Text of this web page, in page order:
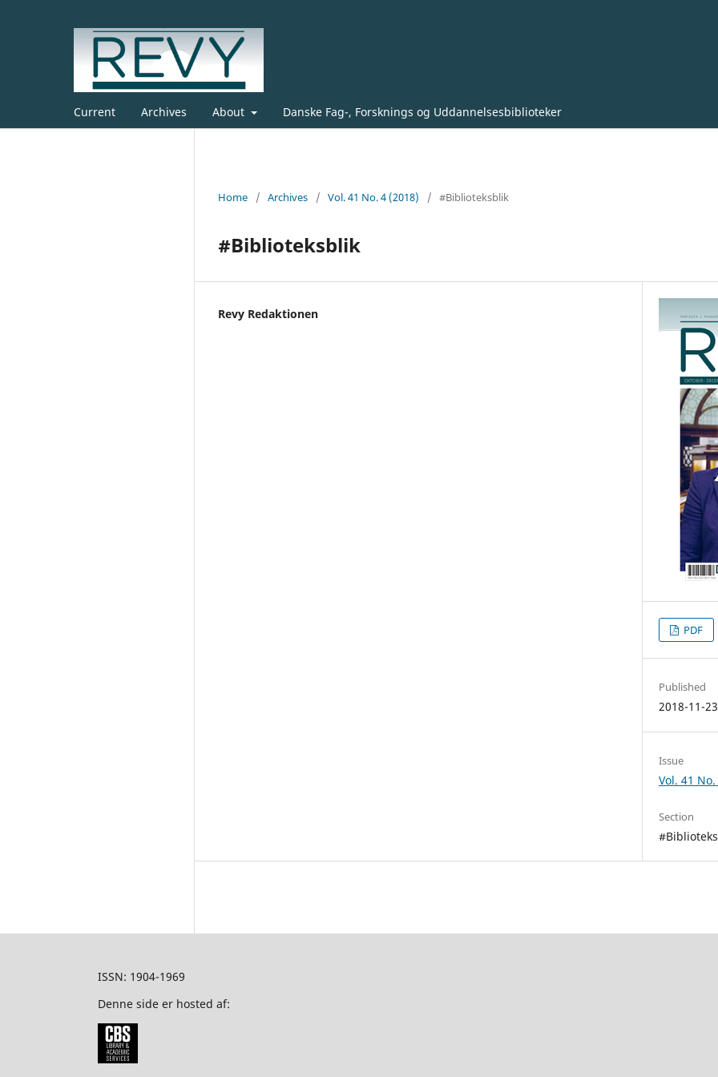
Current Archives About Danske Fag-, Forsknings og Uddannelsesbiblioteker
Home / Archives / Vol. 41 No. 4 (2018) / #Biblioteksblik
#Biblioteksblik
Revy Redaktionen
PDF
Published
2018-11-23
Issue
Vol. 41
Section
ISSN: 1904-1969
Denne side er hosted af: